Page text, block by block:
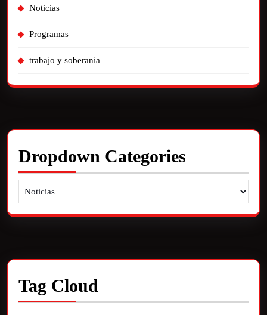
Noticias
Programas
trabajo y soberania
Dropdown Categories
Tag Cloud